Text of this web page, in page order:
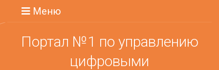
Меню
Портал №1 по управлению
цифровыми